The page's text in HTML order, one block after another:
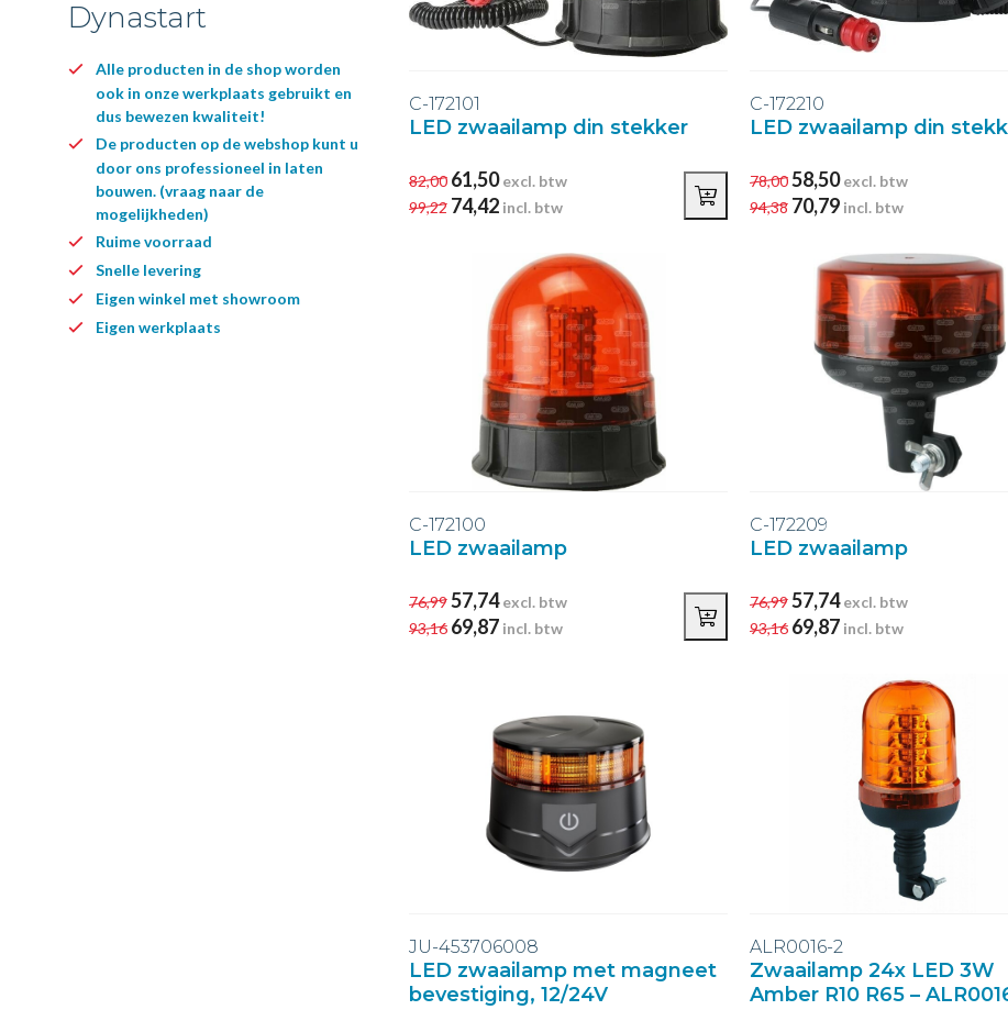
Dynastart
Alle producten in de shop worden
ook in onze werkplaats gebruikt en
dus bewezen kwaliteit!
De producten op de webshop kunt u
door ons professioneel in laten
bouwen. (vraag naar de
mogelijkheden)
Ruime voorraad
Snelle levering
Eigen winkel met showroom
Eigen werkplaats
C-172101
LED zwaailamp din stekker
82,00 61,50excl. btw
99,22 74,42 incl. btw
C-172210
LED zwaailamp din
78,0058,50excl. btw
94,38 70,79 incl. btw
C-172100
LED zwaailamp
76,9957,74excl. btw
93,16 69,87 incl. btw
C-172209
LED zwaailamp
76,9957,74excl. btw
93,16 69,87 incl. btw
JU-453706008
LED zwaailamp met magneet
bevestiging, 12/24V
ALR0016-2
Zwaailamp 24x LED 3W
Amber R10 R65 –